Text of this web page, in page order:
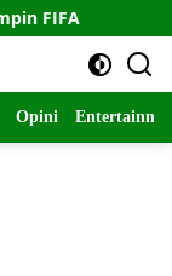
Paulo
Opini